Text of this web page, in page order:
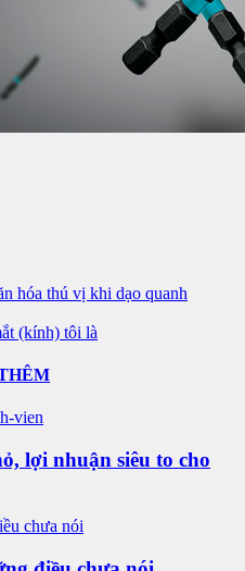
hóa thú vị khi dạo quanh
(kính) tôi là
lợi nhuận siêu to cho